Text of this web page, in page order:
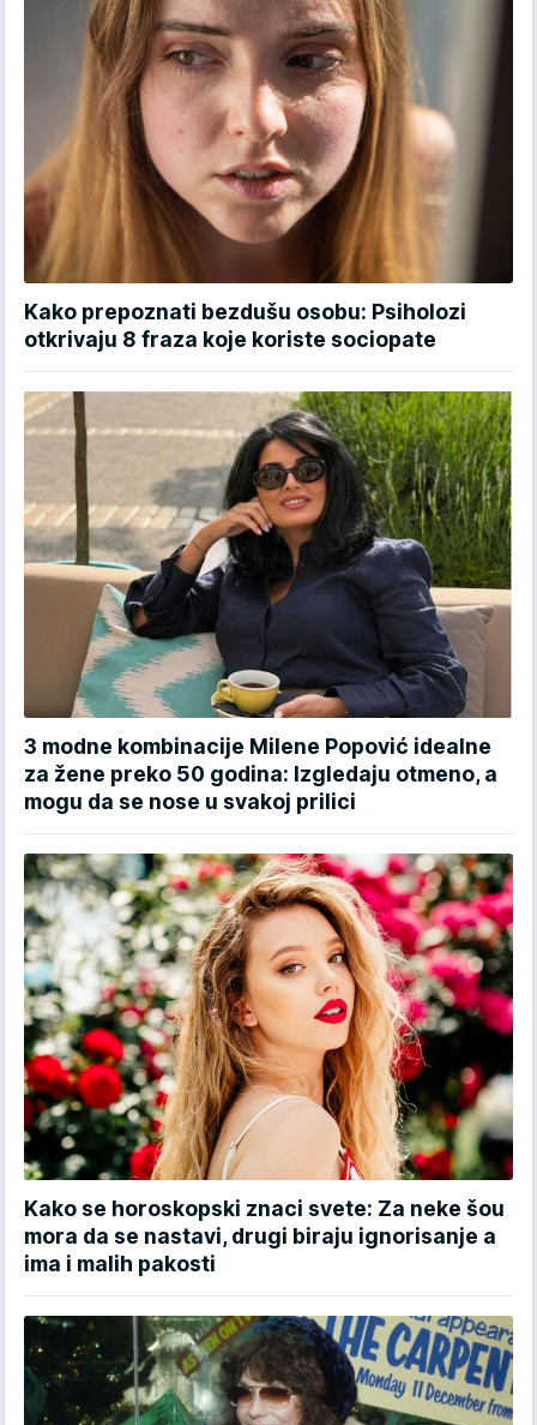
Kako prepoznati bezdušu osobu: Psiholozi
otkrivaju 8 fraza koje koriste sociopate
3 modne kombinacije Milene Popović idealne
za žene preko 50 godina: Izgledaju otmeno, a
mogu da se nose u svakoj prilici
Kako se horoskopski znaci svete: Za neke šou
mora da se nastavi, drugi biraju ignorisanje a
ima i malih pakosti